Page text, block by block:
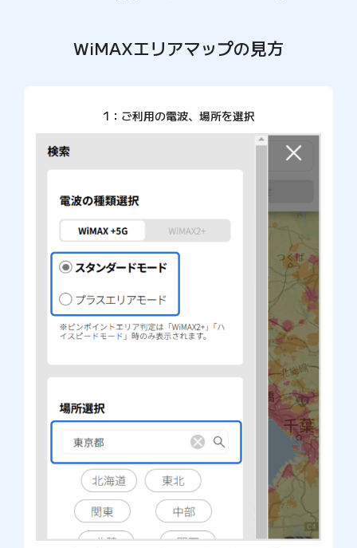
WiMAXエリアマップの見方
1：ご利用の電波、場所を選択